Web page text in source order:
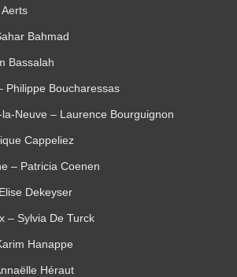
Bahmad
Bassalah
Philippe Boucharessas
Neuve – Laurence Bourguignon
Cappeliez
– Patricia Coenen
Dekeyser
– Sylvia De Turck
Hanappe
Héraut